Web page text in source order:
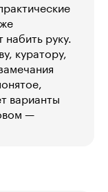
руку.
куратору,
варианты
—